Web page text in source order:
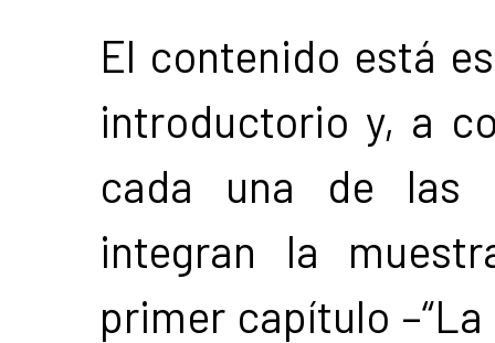
El contenido está
introductorio y, a
cada una de las
integran la
primer capítulo